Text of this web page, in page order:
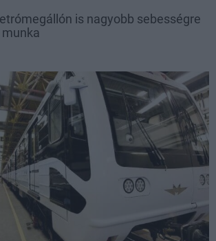
is nagyobb sebességre